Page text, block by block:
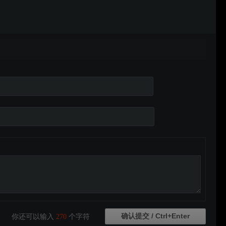
你还可以输入 270 个字符